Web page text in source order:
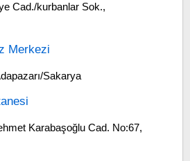
Cad./kurbanlar Sok.,
Merkezi
Sakarya
Karabaşoğlu Cad. No:67,